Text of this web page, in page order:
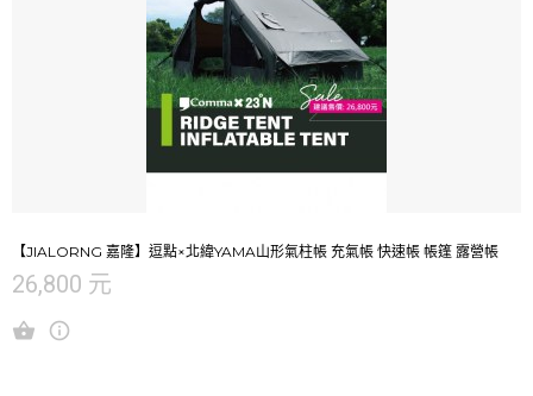
【JIALORNG 嘉隆】逗點×北緯YAMA山形氣柱帳 充氣帳 快速帳 帳篷 露營帳
26,800 元